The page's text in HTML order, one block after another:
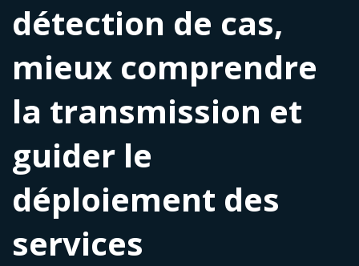
détection de cas,
mieux comprendre
la transmission et
guider le
déploiement des
services